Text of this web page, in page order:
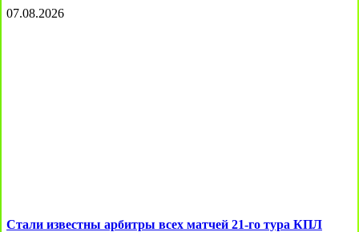
07.08.2026
Стали известны арбитры всех матчей 21-го тура КПЛ